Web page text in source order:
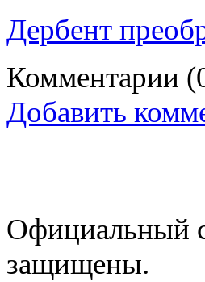
Дербент
Комментарии
Добавить
Официальный
защищены.